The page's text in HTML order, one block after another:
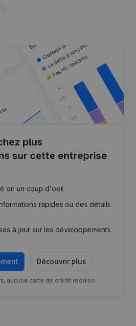
plus
sur cette entreprise
en un coup d'oeil
rapides ou des détails
à jour sur les développements
Découvrir plus
aucune carte de crédit requise.